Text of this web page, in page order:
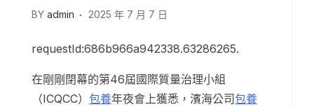
BY admin 2025 年 7 月 7 日
requestId:686b966a942338.63286265.
在剛剛閉幕的第46屆國際質量治理小組
（ICQCC） 包養年夜會上獲悉，濱海公司包養